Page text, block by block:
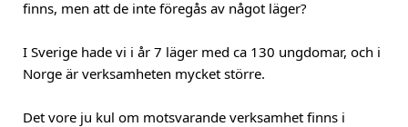
finns, men att de inte föregås av något läger?
I Sverige hade vi i år 7 läger med ca 130 ungdomar, och i
Norge är verksamheten mycket större.
Det vore ju kul om motsvarande verksamhet finns i